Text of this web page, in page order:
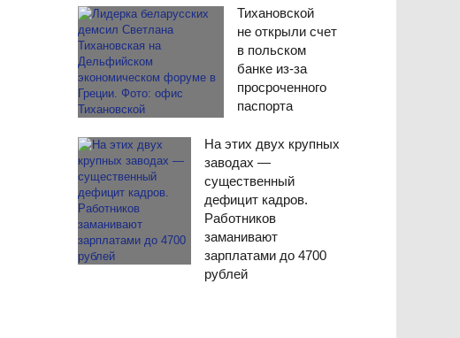
Тихановской
не открыли счет
в польском
банке из-за
просроченного
паспорта
На этих двух крупных
заводах —
существенный
дефицит кадров.
Работников
заманивают
зарплатами до 4700
рублей